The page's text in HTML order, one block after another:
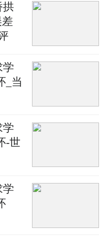
拱
学
_当
学
-世
学